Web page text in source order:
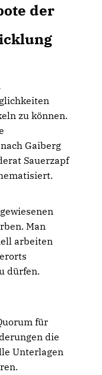
der
zu können.
Gaiberg
Sauerzapf
Man
arbeiten
dürfen.
für
die
Unterlagen